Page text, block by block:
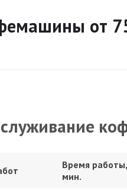
от
Время работы,
мин.